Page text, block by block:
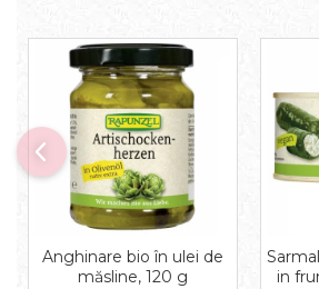
Anghinare bio în ulei de
măsline, 120 g
in